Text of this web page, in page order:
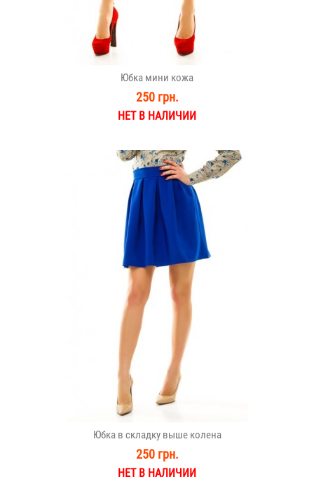
Юбка мини кожа
250 грн.
НЕТ В НАЛИЧИИ
Юбка в складку выше колена
250 грн.
НЕТ В НАЛИЧИИ